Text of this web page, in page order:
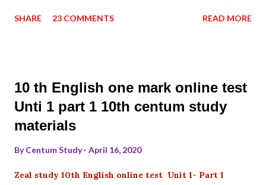
SHARE 23 COMMENTS READ MORE
10 th English one mark online test
Unti 1 part 1 10th centum study
materials
ByCentum Study April 16, 2020
Zeal study 10th English online test Unit 1- Part 1